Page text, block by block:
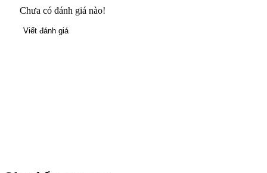
Chưa có đánh giá nào!
Viết đánh giá